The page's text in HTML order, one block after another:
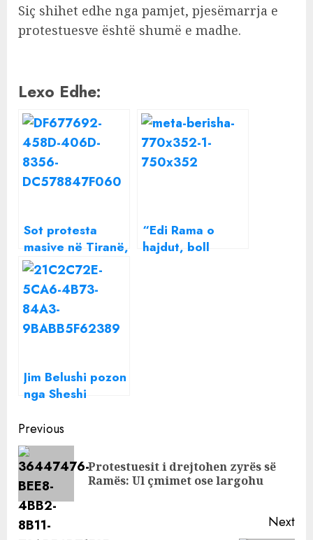
Siç shihet edhe nga pamjet, pjesëmarrja e
protestuesve është shumë e madhe.
Lexo Edhe:
Sot protesta
masive në Tiranë,
qytetarët
mblidhen në
sheshin
“Skënderbej”
“Edi Rama o
hajdut, boll
Jim Belushi pozon
nga Sheshi
dua këtë vend
Continue
Reading
Previous
Protestuesit i drejtohen zyrës së
Ramës: Ul çmimet ose largohu
Next